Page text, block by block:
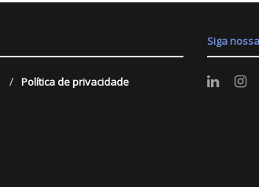
Política de privacidade
Siga